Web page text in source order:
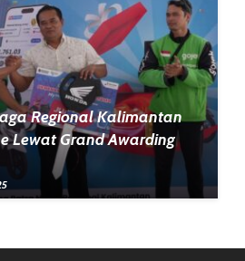
Regional Kalimantan
Lewat Grand Awarding